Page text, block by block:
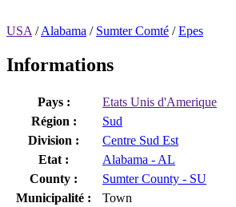
USA /Alabama / Sumter Comté /Epes
Informations
Pays :
Etats Unis d'Amerique
Région :
Sud
Division :
Centre Sud Est
Etat :
Alabama - AL
County :
Sumter County - SU
Municipalité :
Town